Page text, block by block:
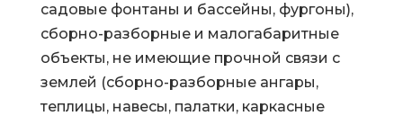
садовые фонтаны и бассейны, фургоны),
сборно-разборные и малогабаритные
объекты, не имеющие прочной связи с
землей (сборно-разборные ангары,
теплицы, навесы, палатки, каркасные